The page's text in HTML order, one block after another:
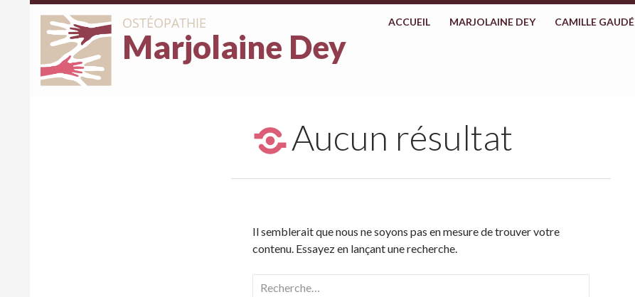
OSTÉOPATHIE
Marjolaine Dey
ACCUEIL
MARJOLAINE DEY CAMILLE GAUDÉ
Aucun résultat
Il semblerait que nous ne soyons pas en mesure de trouver votre
contenu. Essayez en lançant une recherche.
Rechercher :